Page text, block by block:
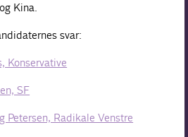
Kina.
svar:
Konservative
SF
Petersen, Radikale Venstre